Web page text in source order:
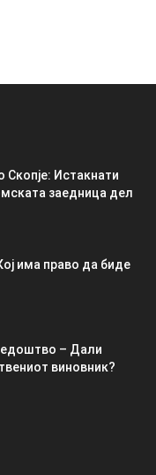
Скопје: Истакнати
заедница дел
има право да биде
– Дали
виновник?